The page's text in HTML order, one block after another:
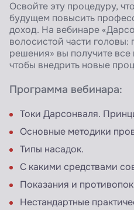
Освойте эту процедуру,
будущем повысить
доход. На вебинаре
волосистой части головы:
решения» вы получите
чтобы внедрить новые
Программа вебинара:
Токи Дарсонваля.
Основные методики
Типы насадок.
С какими средствами
Показания и
Нестандартные